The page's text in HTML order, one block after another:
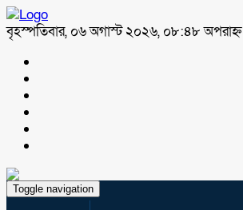
বৃহস্পতিবার, ০৬ অগাস্ট ২০২৬, ০৮:৪৮ অপরাহ্ন
Toggle navigation